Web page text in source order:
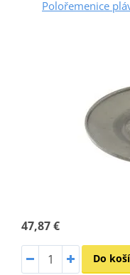
Polořemenice
47,87 €
Do